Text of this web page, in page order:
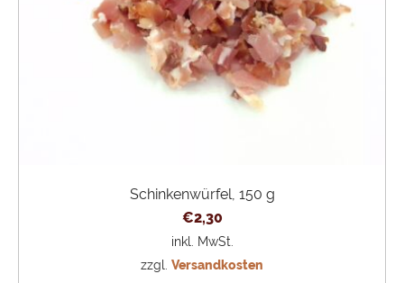
Schinkenwürfel, 150 g
€2,30
inkl. MwSt.
zzgl. Versandkosten